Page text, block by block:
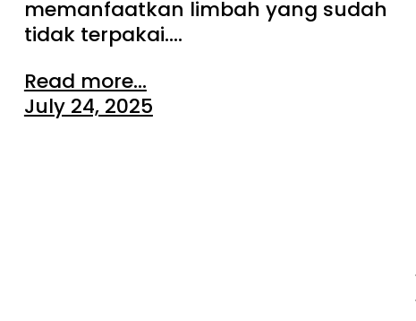
memanfaatkan limbah yang sudah
tidak terpakai.…
Read more...
July 24, 2025